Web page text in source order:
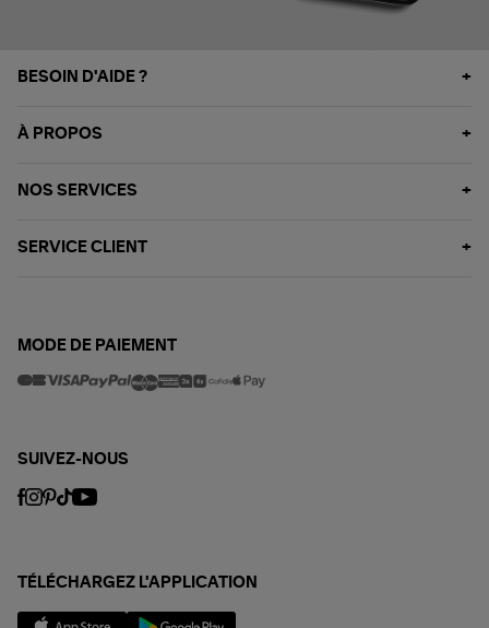
BESOIN D'AIDE ?
À PROPOS
NOS SERVICES
SERVICE CLIENT
MODE DE PAIEMENT
SUIVEZ-NOUS
TÉLÉCHARGEZ L'APPLICATION